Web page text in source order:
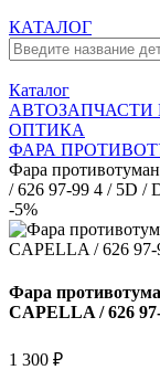
КАТАЛОГ
Каталог
ОПТИКА
ФАРА
Фара
/ 626 97-99 4 / 5D /
-5%
Фара
CAPELLA / 626
1 300 ₽